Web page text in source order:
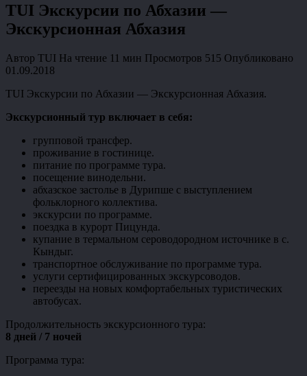
TUI Экскурсии по Абхазии —
Экскурсионная Абхазия
Автор TUI На чтение 11 мин Просмотров 515 Опубликовано
01.09.2018
TUI Экскурсии по Абхазии — Экскурсионная Абхазия.
Экскурсионный тур включает в себя:
групповой трансфер.
проживание в гостинице.
питание по программе тура.
посещение винодельни.
абхазское застолье в Дурипше с выступлением
фольклорного коллектива.
экскурсии по программе.
поездка в курорт Пицунда.
купание в термальном сероводородном источнике в с.
Кындыг.
транспортное обслуживание по программе тура.
услуги сертифицированных экскурсоводов.
переезды на новых комфортабельных туристических
автобусах.
Продолжительность экскурсионного тура:
8 дней / 7 ночей
Программа тура: